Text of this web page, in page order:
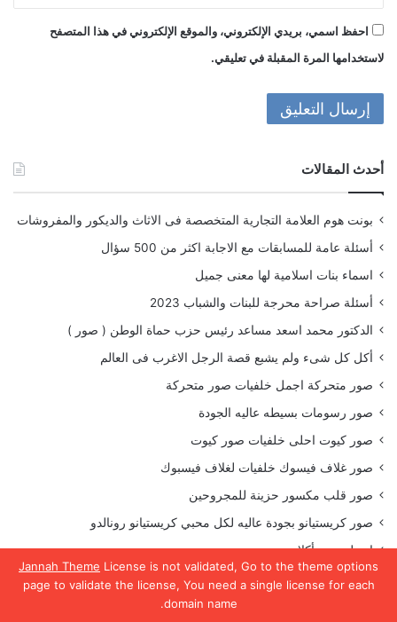
Jannah Theme License is not validated, Go to the theme options
page to validate the license, You need a single license for each
domain name.
احفظ اسمي، بريدي الإلكتروني، والموقع الإلكتروني في هذا المتصفح
لاستخدامها المرة المقبلة في تعليقي.
أحدث المقالات
بونت هوم العلامة التجارية المتخصصة فى الاثاث والديكور والمفروشات
أسئلة عامة للمسابقات مع الاجابة اكثر من 500 سؤال
اسماء بنات اسلامية لها معنى جميل
أسئلة صراحة محرجة للبنات والشباب 2023
الدكتور محمد اسعد مساعد رئيس حزب حماة الوطن ( صور )
أكل كل شىء ولم يشبع قصة الرجل الاغرب فى العالم
صور متحركة اجمل خلفيات صور متحركة
صور رسومات بسيطه عاليه الجودة
صور كيوت احلى خلفيات صور كيوت
صور غلاف فيسوك خلفيات لغلاف فيسبوك
صور قلب مكسور حزينة للمجروحين
صور كريستيانو بجودة عاليه لكل محبي كريستيانو رونالدو
اجمل صور أكلات
صور للرسم بجودة عالية